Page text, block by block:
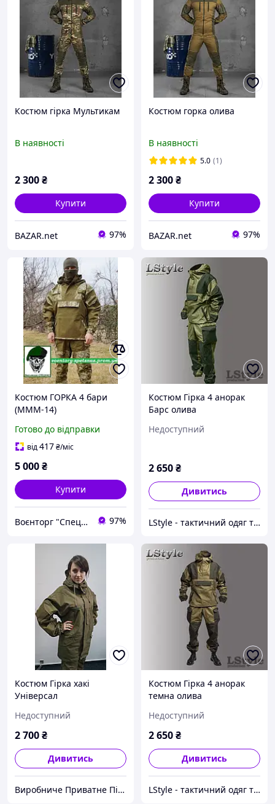
Костюм гірка Мультикам
В наявності
2 300₴
Купити
BAZAR.net 97%
Костюм горка олива
В наявності
5.0 (1)
2 300₴
Купити
BAZAR.net 97%
Костюм ГОРКА 4 бари
(МММ-14)
Готово до відправки
від417₴/міс
5 000₴
Купити
Воєнторг "Спецназ" - найкращий український військовий магазин — виробник! 97%
Костюм Гірка 4 анорак
Барс олива
Недоступний
2 650₴
Дивитись
LStyle - тактичний одяг та амуніція
Костюм Гірка хакі
Універсал
Недоступний
2 700₴
Дивитись
Виробниче Приватне Підприємство "ДАГАЗ-СОЕ"
Костюм Гірка 4 анорак
темна олива
Недоступний
2 650₴
Дивитись
LStyle - тактичний одяг та амуніція